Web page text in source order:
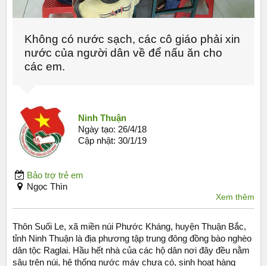
Không có nước sạch, các cô giáo phải xin
nước của người dân về để nấu ăn cho
các em.
Ninh Thuận
Ngày tạo: 26/4/18
Cập nhật: 30/1/19
Bảo trợ trẻ em
Ngọc Thìn
Xem thêm
Thôn Suối Le, xã miền núi Phước Kháng, huyện Thuận Bắc,
tỉnh Ninh Thuận là địa phương tập trung đông đồng bào nghèo
dân tộc Raglai. Hầu hết nhà của các hộ dân nơi đây đều nằm
sâu trên núi, hệ thống nước máy chưa có, sinh hoạt hàng